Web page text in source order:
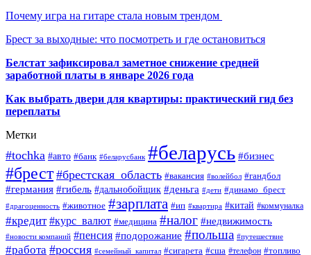
Почему игра на гитаре стала новым трендом
Брест за выходные: что посмотреть и где остановиться
Белстат зафиксировал заметное снижение средней
заработной платы в январе 2026 года
Как выбрать двери для квартиры: практический гид без
переплаты
Метки
#tochka #авто #банк #беларусбанк #беларусь #бизнес
#брест #брестская_область #вакансия #волейбол #гандбол
#германия #гибель #дальнобойщик #деньга #дети #динамо_брест
#драгоценность #животное #зарплата #ип #квартира #китай #коммуналка
#кредит #курс_валют #медицина #налог #недвижимость
#новости компаний #пенсия #подорожание #польша #путешествие
#работа #россия #семейный_капитал #сигарета #сша #телефон #топливо